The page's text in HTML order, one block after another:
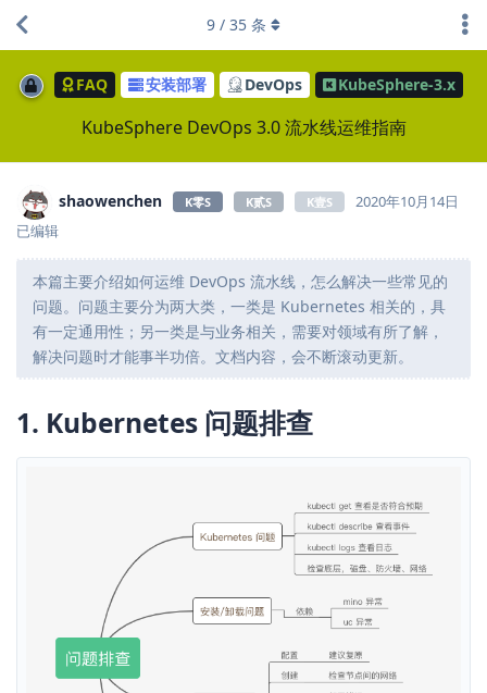
FAQ 安装部署 DevOps KubeSphere-3.x
KubeSphere DevOps 3.0 流水线运维指南
9 / 35 条
shaowenchen K零S K贰S K壹S
2020年10月14日
已编辑
本篇主要介绍如何运维 DevOps 流水线，怎么解决一些常见的
问题。问题主要分为两大类，一类是 Kubernetes 相关的，具
有一定通用性；另一类是与业务相关，需要对领域有所了解，
解决问题时才能事半功倍。文档内容，会不断滚动更新。
1. Kubernetes 问题排查